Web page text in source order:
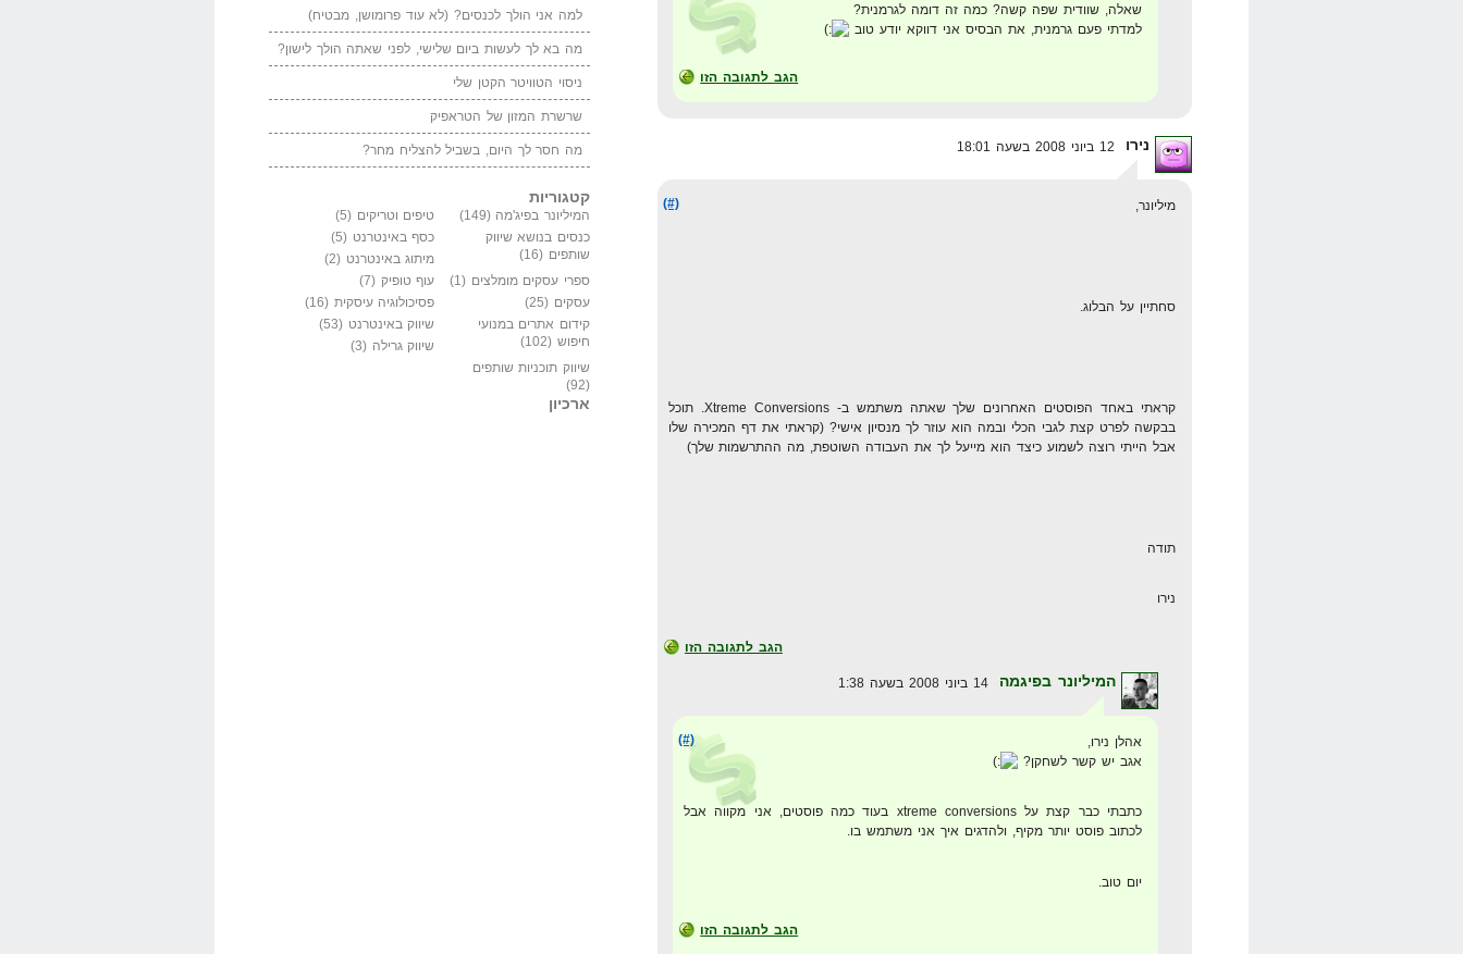
שאלה, שוודית שפה קשה? כמה זה דומה לגרמנית?
למדתי פעם גרמנית, את הבסיס אני דווקא יודע טוב
הגב לתגובה הזו
נירו
(#) מיליונר,
סחתיין על הבלוג.
קראתי באחד הפוסטים האחרונים שלך שאתה משתמש ב- Xtreme Conversions. תוכל
בבקשה לפרט קצת לגבי הכלי ובמה הוא עוזר לך מנסיון אישי? (קראתי את דף המכירה שלו
אבל הייתי רוצה לשמוע כיצד הוא מייעל לך את העבודה השוטפת, מה ההתרשמות שלך)
תודה
נירו
הגב לתגובה הזו
המיליונר בפיגמה
(#)
אהלן נירו,
אגב יש קשר לשחקן?
כתבתי כבר קצת על xtreme conversions בעוד כמה פוסטים, אני מקווה אבל
לכתוב פוסט יותר מקיף, ולהדגים איך אני משתמש בו.
יום טוב.
הגב לתגובה הזו
למה אני הולך לכנסים? (לא עוד פרומושן, מבטיח)
מה בא לך לעשות ביום שלישי, לפני שאתה הולך לישון?
ניסוי הטוויטר הקטן שלי
שרשרת המזון של הטראפיק
מה חסר לך היום, בשביל להצליח מחר?
קטגוריות
המיליונר בפיג'מה (149) טיפים וטריקים (5)
כנסים בנושא שיווק
שותפים (16)
כסף באינטרנט (5)
מיתוג באינטרנט (2)
ספרי עסקים מומלצים (1) עוף טופיק (7)
עסקים (25) פסיכולוגיה עיסקית (16)
קידום אתרים במנועי
חיפוש (102)
שיווק באינטרנט (53)
שיווק גרילה (3)
שיווק תוכניות שותפים
(92)
ארכיון